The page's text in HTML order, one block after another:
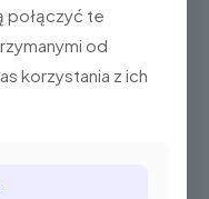
jest
połączyć te
od
korzystania z ich